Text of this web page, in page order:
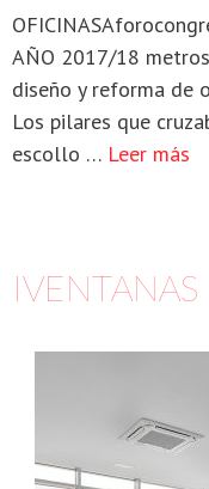
AÑO 2017/18
diseño y reforma de
Los pilares que
escollo … Leer más
IVENTANAS